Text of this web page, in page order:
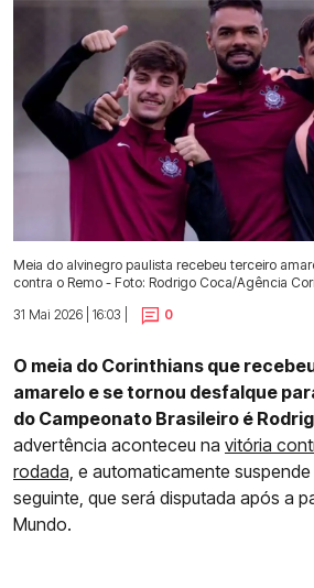
Meia do alvinegro paulista recebeu terceiro
contra o Remo - Foto: Rodrigo Coca/Agência
31 Mai 2026 | 16:03 |
0
O meia do Corinthians que
amarelo e se tornou desfalque
do Campeonato Brasileiro é
advertência aconteceu na vitória
rodada, e automaticamente
seguinte, que será disputada após a
Mundo.